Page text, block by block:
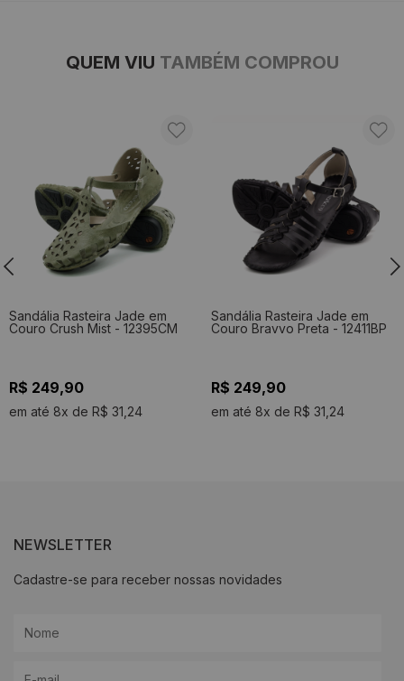
QUEM VIU TAMBÉM COMPROU
Sandália Rasteira Jade em
Couro Crush Mist - 12395CM
R$ 249,90
em até 8x de R$ 31,24
Sandália Rasteira Jade em
Couro Bravvo Preta - 12411BP
R$ 249,90
em até 8x de R$ 31,24
NEWSLETTER
Cadastre-se para receber nossas novidades